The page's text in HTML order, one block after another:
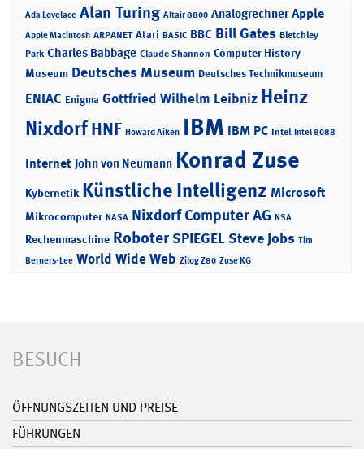
Ada Lovelace Alan Turing Altair 8800 Analogrechner Apple
Apple Macintosh ARPANET Atari BASIC BBC Bill Gates Bletchley
Park Charles Babbage Claude Shannon Computer History
Museum Deutsches Museum Deutsches Technikmuseum
ENIAC Enigma Gottfried Wilhelm Leibniz Heinz
NixdorfHNF Howard Aiken IBM IBM PC Intel Intel 8088
Internet John von Neumann Konrad Zuse
Kybernetik Künstliche Intelligenz Microsoft
Mikrocomputer NASA Nixdorf Computer AG NSA
Rechenmaschine RoboterSPIEGELSteve Jobs Tim
Berners-Lee World Wide Web Zilog Z80 Zuse KG
BESUCH
ÖFFNUNGSZEITEN UND PREISE
FÜHRUNGEN